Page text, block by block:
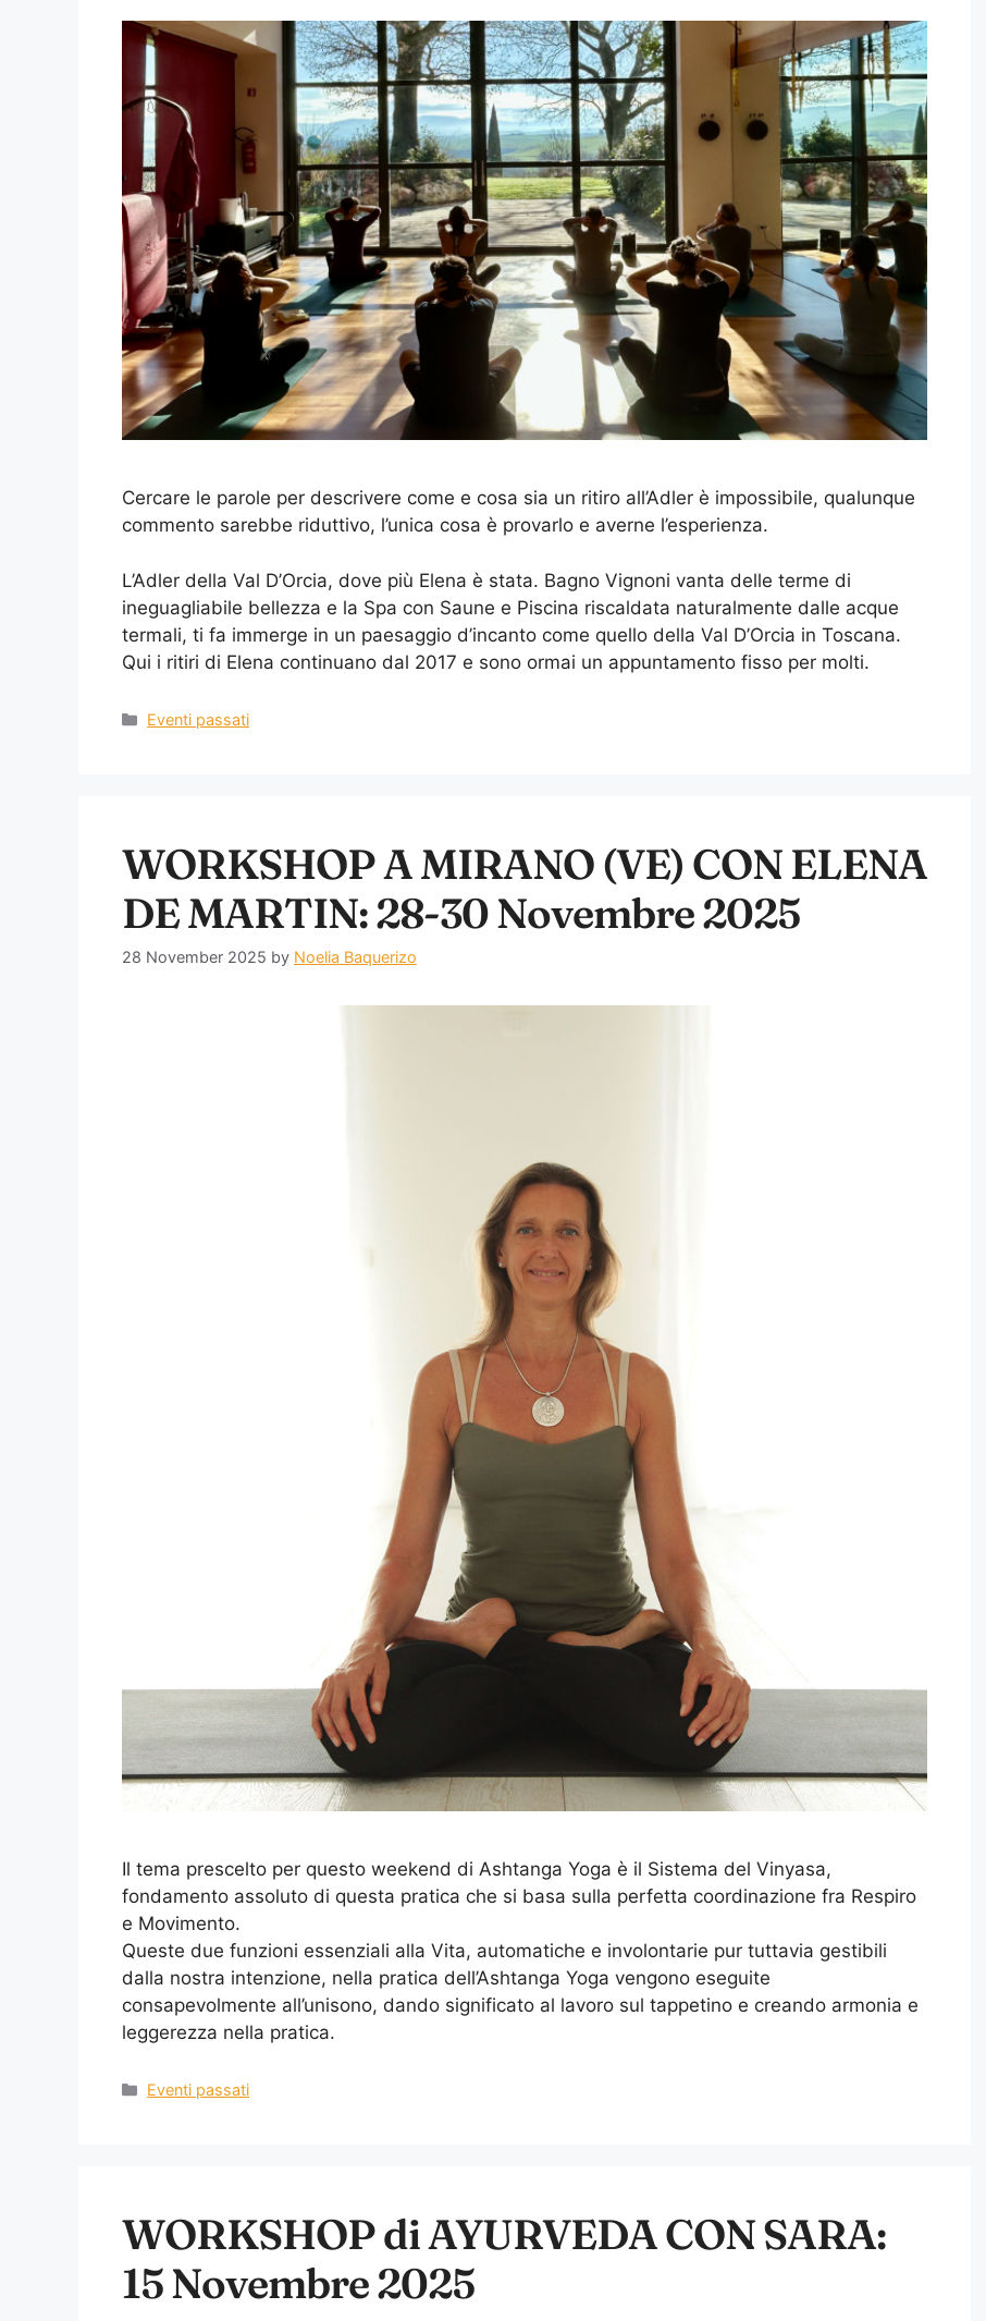
Cercare le parole per descrivere come e cosa sia un ritiro all’Adler è impossibile, qualunque
commento sarebbe riduttivo, l’unica cosa è provarlo e averne l’esperienza.
L’Adler della Val D’Orcia, dove più Elena è stata. Bagno Vignoni vanta delle terme di
ineguagliabile bellezza e la Spa con Saune e Piscina riscaldata naturalmente dalle acque
termali, ti fa immerge in un paesaggio d’incanto come quello della Val D’Orcia in Toscana.
Qui i ritiri di Elena continuano dal 2017 e sono ormai un appuntamento fisso per molti.
Eventi passati
WORKSHOP A MIRANO (VE) CON ELENA
DE MARTIN: 28-30 Novembre 2025
28 November 2025 by Noelia Baquerizo
Il tema prescelto per questo weekend di Ashtanga Yoga è il Sistema del Vinyasa,
fondamento assoluto di questa pratica che si basa sulla perfetta coordinazione fra Respiro
e Movimento.
Queste due funzioni essenziali alla Vita, automatiche e involontarie pur tuttavia gestibili
dalla nostra intenzione, nella pratica dell’Ashtanga Yoga vengono eseguite
consapevolmente all’unisono, dando significato al lavoro sul tappetino e creando armonia e
leggerezza nella pratica.
Eventi passati
WORKSHOP di AYURVEDA CON SARA:
15 Novembre 2025